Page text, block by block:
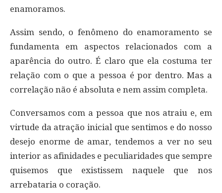
enamoramos.
Assim sendo, o fenômeno do enamoramento se
fundamenta em aspectos relacionados com a
aparência do outro. É claro que ela costuma ter
relação com o que a pessoa é por dentro. Mas a
correlação não é absoluta e nem assim completa.
Conversamos com a pessoa que nos atraiu e, em
virtude da atração inicial que sentimos e do nosso
desejo enorme de amar, tendemos a ver no seu
interior as afinidades e peculiaridades que sempre
quisemos que existissem naquele que nos
arrebataria o coração.